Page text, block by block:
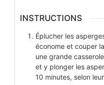
INSTRUCTIONS
Éplucher les
économe et couper
une grande
et y plonger les
10 minutes, selon